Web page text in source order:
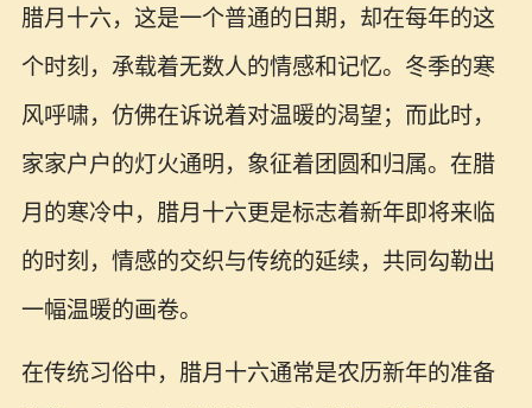
腊月十六，这是一个普通的日期，却在每年的这
个时刻，承载着无数人的情感和记忆。冬季的寒
风呼啸，仿佛在诉说着对温暖的渴望；而此时，
家家户户的灯火通明，象征着团圆和归属。在腊
月的寒冷中，腊月十六更是标志着新年即将来临
的时刻，情感的交织与传统的延续，共同勾勒出
一幅温暖的画卷。
在传统习俗中，腊月十六通常是农历新年的准备